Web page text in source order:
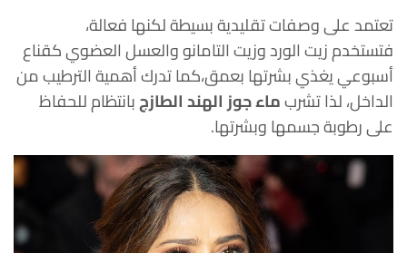
تعتمد على وصفات تقليدية بسيطة لكنها فعالة،
فتستخدم زيت الورد وزيت التامانو والعسل العضوي كقناع
أسبوعي يغذي بشرتها بعمق،كما تدرك أهمية الترطيب من
الداخل، لذا تشربماء جوز الهند الطازجبانتظام للحفاظ
على رطوبة جسمها وبشرتها.